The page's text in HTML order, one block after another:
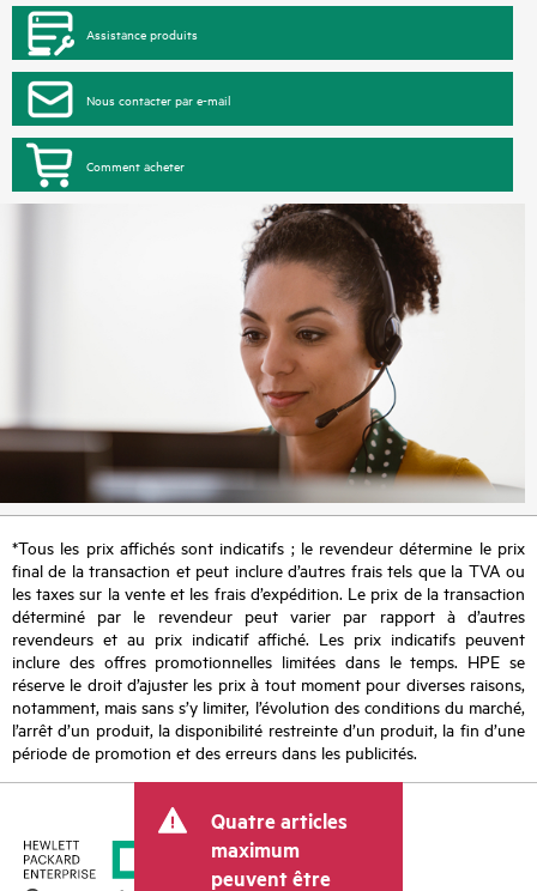
Assistance produits
Nous contacter par e-mail
Comment acheter
*Tous les prix affichés sont indicatifs ; le revendeur détermine le prix
final de la transaction et peut inclure d’autres frais tels que la TVA ou
les taxes sur la vente et les frais d’expédition. Le prix de la transaction
déterminé par le revendeur peut varier par rapport à d’autres
revendeurs et au prix indicatif affiché. Les prix indicatifs peuvent
inclure des offres promotionnelles limitées dans le temps. HPE se
réserve le droit d’ajuster les prix à tout moment pour diverses raisons,
notamment, mais sans s’y limiter, l’évolution des conditions du marché,
l’arrêt d’un produit, la disponibilité restreinte d’un produit, la fin d’une
période de promotion et des erreurs dans les publicités.
Quatre articles
maximum
peuvent être